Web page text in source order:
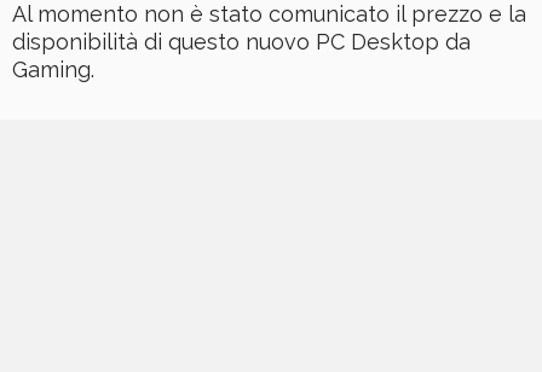
Al momento non è stato comunicato il prezzo e la
disponibilità di questo nuovo PC Desktop da
Gaming.